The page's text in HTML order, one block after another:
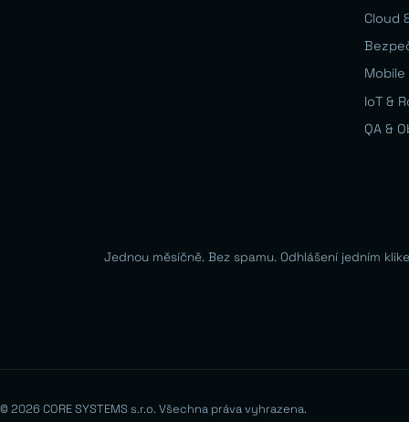
Cloud
Mobile
IoT &
QA &
Jednou měsíčně. Bez spamu. Odhlášení jedním
© 2026 CORE SYSTEMS s.r.o. Všechna práva vyhrazena.